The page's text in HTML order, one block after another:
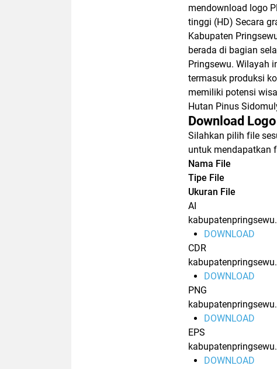
mendownload logo
tinggi (HD) Secara
Kabupaten
berada di bagian
Pringsewu. Wilayah
termasuk produksi
memiliki potensi
Hutan Pinus
Download
Silahkan pilih file
untuk mendapatkan
Nama File
Tipe File
Ukuran File
AI
DOWNLOAD
CDR
DOWNLOAD
PNG
DOWNLOAD
EPS
DOWNLOAD